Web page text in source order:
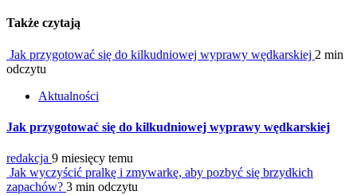
Także czytają
Jak przygotować się do kilkudniowej wyprawy wędkarskiej 2 min
odczytu
Aktualności
Jak przygotować się do kilkudniowej wyprawy wędkarskiej
redakcja 9 miesięcy temu
Jak wyczyścić pralkę i zmywarkę, aby pozbyć się brzydkich
zapachów? 3 min odczytu